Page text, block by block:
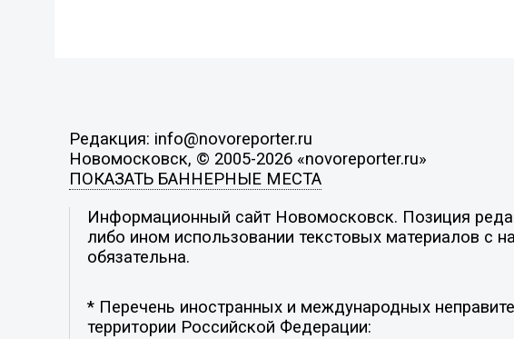
Редакция: info@novoreporter.ru
Новомосковск, © 2005-2026 «novoreporter.ru»
ПОКАЗАТЬ БАННЕРНЫЕ МЕСТА
Информационный сайт Новомосковск. Позиция
либо ином использовании текстовых материалов с
обязательна.
* Перечень иностранных и международных
территории Российской Федерации: